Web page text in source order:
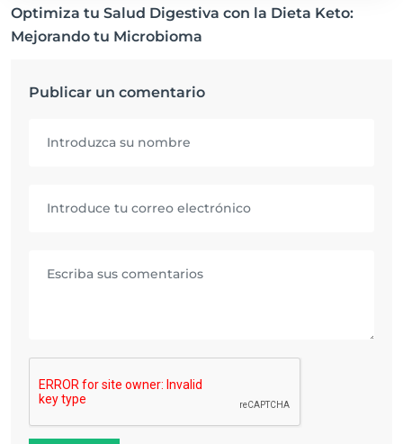
Optimiza tu Salud Digestiva con la Dieta Keto:
Mejorando tu Microbioma
Publicar un comentario